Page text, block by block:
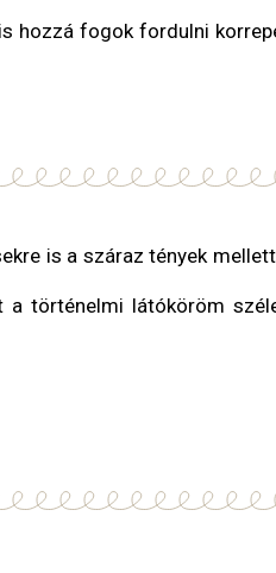
hozzá fogok fordulni
is a száraz tények
történelmi látóköröm